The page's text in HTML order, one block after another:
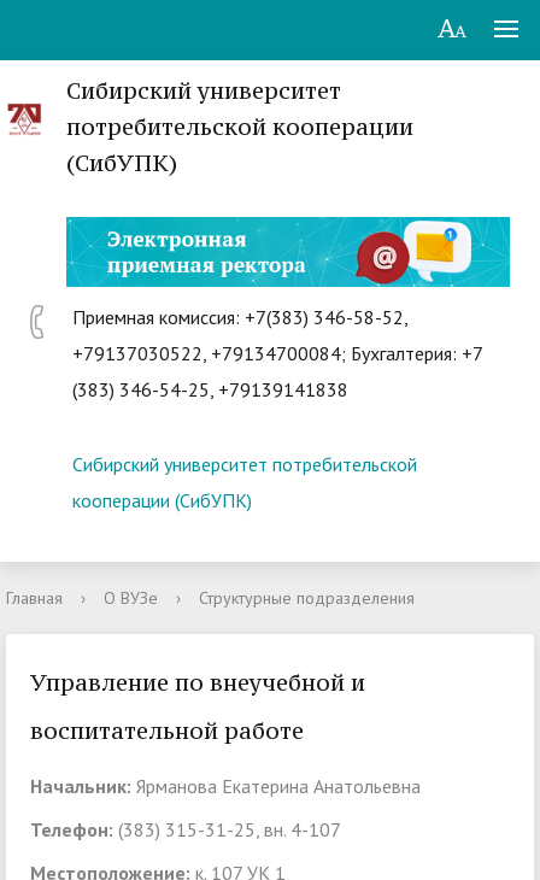
Сибирский университет
потребительской кооперации
(СибУПК)
Приемная комиссия: +7(383) 346-58-52,
+79137030522, +79134700084; Бухгалтерия: +7
(383) 346-54-25, +79139141838
Сибирский университет потребительской
кооперации (СибУПК)
Главная › О ВУЗе › Структурные подразделения
Управление по внеучебной и
воспитательной работе
Начальник: Ярманова Екатерина Анатольевна
Телефон: (383) 315-31-25, вн. 4-107
Местоположение: к. 107 УК 1